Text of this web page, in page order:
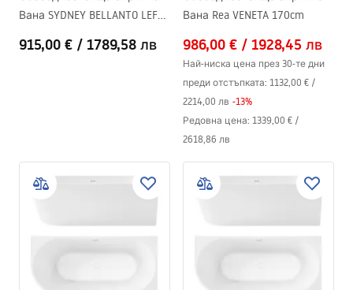
Вана SYDNEY BELLANTO LEFT
915,00 € / 1789,58 лв
Вана Rea VENETA 170cm
986,00 € / 1928,45 лв
Най-ниска цена през 30-те дни
преди отстъпката: 1132,00 € /
2214,00 лв -13%
Редовна цена: 1339,00 € /
2618,86 лв